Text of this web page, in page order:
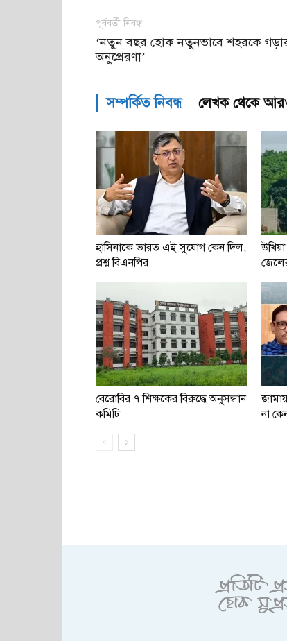
পূর্ববর্তী নিবন্ধ
‘নতুন বছর হোক নতুনভাবে শহরকে
অনুপ্রেরণা’
সম্পর্কিত নিবন্ধ লেখক থেকে
হাসিনাকে ভারত এই সুযোগ কেন দিল,
প্রশ্ন বিএনপির
বেরোবির ৭ শিক্ষকের বিরুদ্ধে অনুসন্ধান
কমিটি
না